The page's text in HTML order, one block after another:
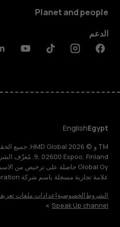
Planet and people
الدعم
Facebook
Instagram
Tiktok
Egypt
English
علامة تجارية مسجلة باسم شركة Nokia Corporation.
الشروطالخصوصيةإعدادات ملفات
Speak Up channel